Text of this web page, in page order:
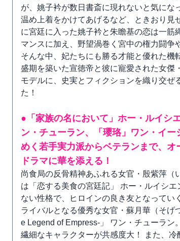
が、姚子衿が数日書斎に現れないと気に
温め上着をかけてあげるなど、ときおり見
に宮廷に入った姚子衿と朱瞻基の恋は一
マンスに加え、野望渦巻く宮中の権力闘争
そんな中、妃たちにも勝る才能と優れた
盛期を築いた宣徳帝と彼に寵愛された女
モデルに、史実とフィクションを織り交ぜ
た！
●「家族の名において」ホー・ルイシ
ン・チューラン、「瓔珞」ワン・イー
めく若手実力派からベテランまで、オ
ドラマに華を添える！
尚食局の反骨精神あふれる女官・殷紫萍（
は「恋する美食の宮廷記」 ホー・ルイシ
ない性格で、ヒロインの良き友となってい
ライバルとなる優秀な女官・蘇月華（そげ
e Legend of Empress-」 ワン・チューラン
繊細なキャラクターが共感度大！ また、